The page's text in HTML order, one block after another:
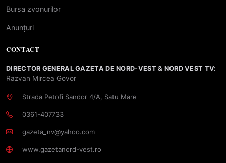
Bursa zvonurilor
Anunțuri
CONTACT
DIRECTOR GENERAL GAZETA DE NORD-VEST & NORD VEST TV:
Razvan Mircea Govor
Strada Petofi Sandor 4/A, Satu Mare
0361-407733
gazeta_nv@yahoo.com
www.gazetanord-vest.ro